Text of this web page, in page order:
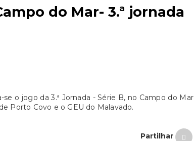
do Mar- 3.ª jornada
o jogo da 3.ª Jornada - Série B, no Campo do Mar
Porto Covo e o GEU do Malavado.
Partilhar